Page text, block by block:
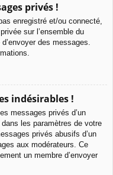
privés !
enregistré et/ou connecté,
sur l’ensemble du
des messages.
indésirables !
messages privés d’un
les paramètres de votre
privés abusifs d’un
aux modérateurs. Ce
un membre d’envoyer